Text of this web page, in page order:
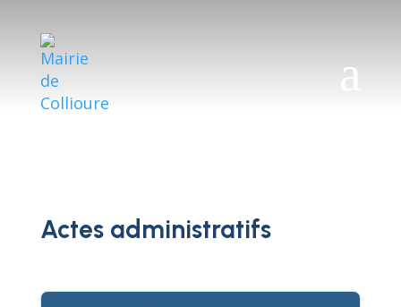
a
Actes administratifs